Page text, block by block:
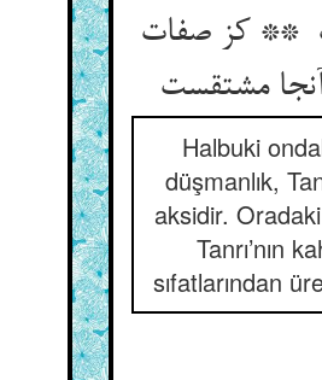
** کز صفات
Halbuki
düşmanlık,
aksidir. Oradaki
Tanrı’nın
sıfatlarından